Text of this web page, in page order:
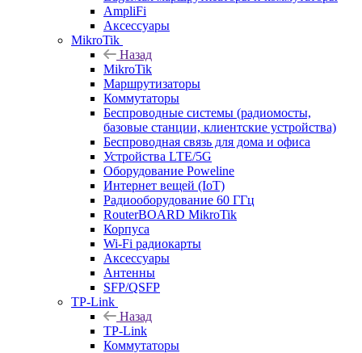
AmpliFi
Аксессуары
MikroTik
Назад
MikroTik
Маршрутизаторы
Коммутаторы
Беспроводные системы (радиомосты,
базовые станции, клиентские устройства)
Беспроводная связь для дома и офиса
Устройства LTE/5G
Оборудование Poweline
Интернет вещей (IoT)
Радиооборудование 60 ГГц
RouterBOARD MikroTik
Корпуса
Wi-Fi радиокарты
Аксессуары
Антенны
SFP/QSFP
TP-Link
Назад
TP-Link
Коммутаторы